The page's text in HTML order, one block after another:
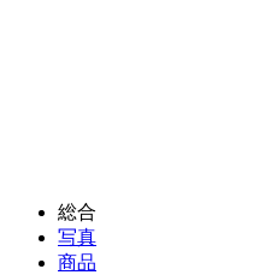
総合
写真
商品